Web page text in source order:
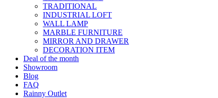
TRADITIONAL
INDUSTRIAL LOFT
WALL LAMP
MARBLE FURNITURE
MIRROR AND DRAWER
DECORATION ITEM
Deal of the month
Showroom
Blog
FAQ
Rainny Outlet